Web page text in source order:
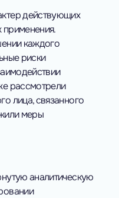
действующих
применения.
каждого
риски
рассмотрели
лица, связанного
меры
аналитическую